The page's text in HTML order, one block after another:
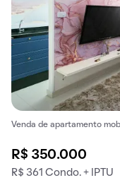
Venda de apartamento
R$ 350.000
R$ 361 Condo. + IPTU